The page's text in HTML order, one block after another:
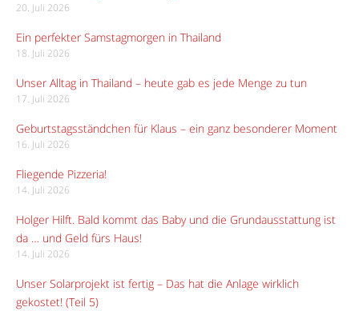
20. Juli 2026
Ein perfekter Samstagmorgen in Thailand
18. Juli 2026
Unser Alltag in Thailand – heute gab es jede Menge zu tun
17. Juli 2026
Geburtstagsständchen für Klaus – ein ganz besonderer Moment
16. Juli 2026
Fliegende Pizzeria!
14. Juli 2026
Holger Hilft. Bald kommt das Baby und die Grundausstattung ist
da … und Geld fürs Haus!
14. Juli 2026
Unser Solarprojekt ist fertig – Das hat die Anlage wirklich
gekostet! (Teil 5)